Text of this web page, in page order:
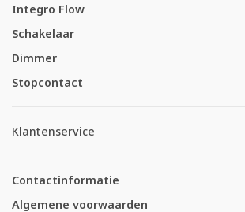
Integro Flow
Schakelaar
Dimmer
Stopcontact
Klantenservice
Contactinformatie
Algemene voorwaarden